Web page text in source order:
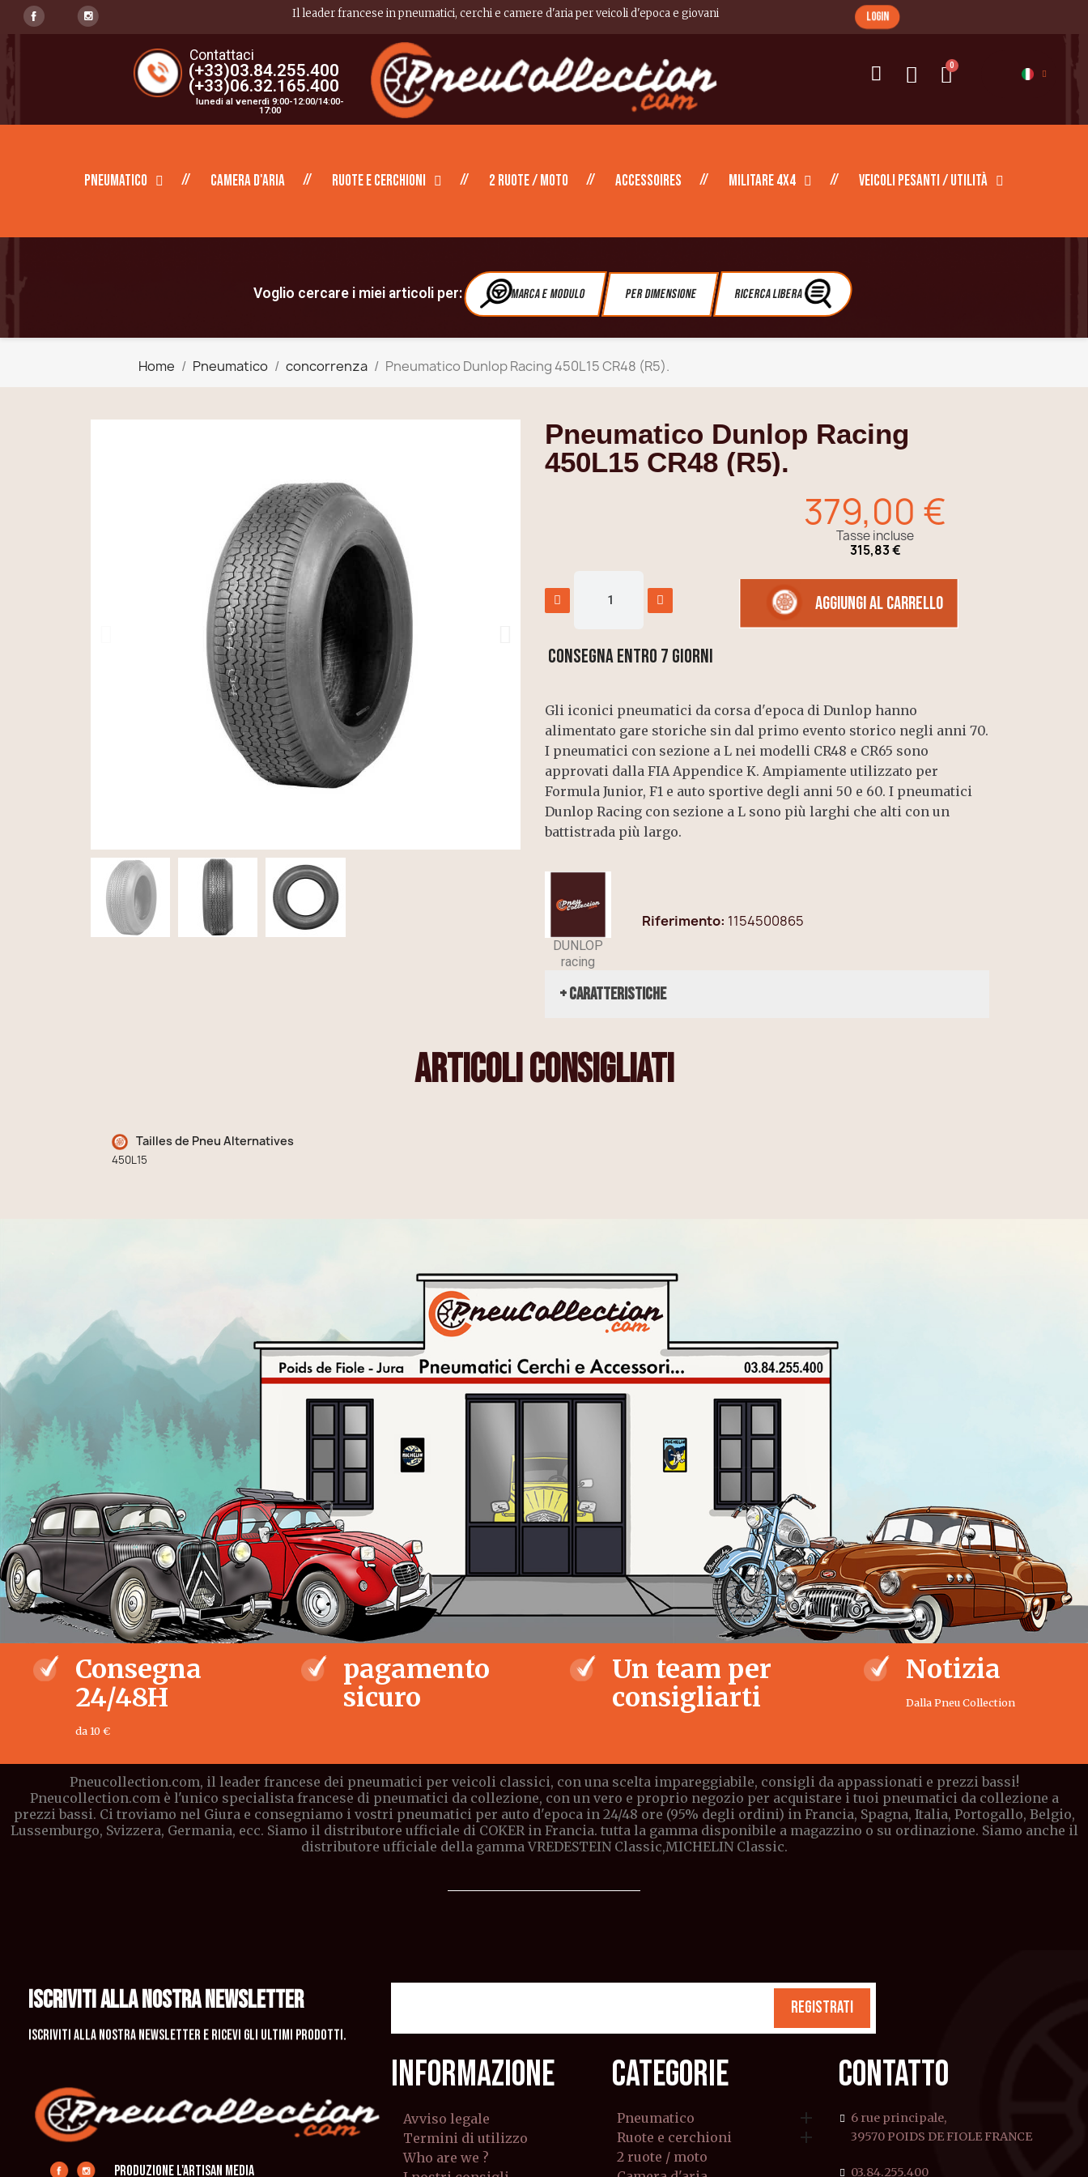
Il leader francese in pneumatici, cerchi e camere d'aria per veicoli d'epoca e giovani login
Contattaci
(+33)03.84.255.400
(+33)06.32.165.400
lunedi al venerdì 9:00-12:00/14:00-
17:00
Pneumatico Camera d'aria Ruote e cerchioni 2 ruote / moto Accessoires Militare 4X4 Veicoli pesanti / Utilità
Voglio cercare i miei articoli per: Marca e modulo Per dimensione Ricerca libera
Home Pneumatico concorrenza Pneumatico Dunlop Racing 450L15 CR48 (R5).
Pneumatico Dunlop Racing
450L15 CR48 (R5).
379,00 €
Tasse incluse
315,83 €
Aggiungi al carrello
Consegna entro 7 giorni
Gli iconici pneumatici da corsa d'epoca di Dunlop hanno
alimentato gare storiche sin dal primo evento storico negli anni 70.
I pneumatici con sezione a L nei modelli CR48 e CR65 sono
approvati dalla FIA Appendice K. Ampiamente utilizzato per
Formula Junior, F1 e auto sportive degli anni 50 e 60. I pneumatici
Dunlop Racing con sezione a L sono più larghi che alti con un
battistrada più largo.
DUNLOP
racing
Riferimento 1154500865
+ Caratteristiche
articoli consigliati
Tailles de Pneu Alternatives
450L15
Consegna
24/48H
da 10 €
pagamento
sicuro
Un team per
consigliarti
Notizia
Dalla Pneu Collection
Pneucollection.com, il leader francese dei pneumatici per veicoli classici, con una scelta impareggiabile, consigli da appassionati e prezzi bassi!
Pneucollection.com è l'unico specialista francese di pneumatici da collezione, con un vero e proprio negozio per acquistare i tuoi pneumatici da collezione a
prezzi bassi. Ci troviamo nel Giura e consegniamo i vostri pneumatici per auto d'epoca in 24/48 ore (95% degli ordini) in Francia, Spagna, Italia, Portogallo, Belgio,
Lussemburgo, Svizzera, Germania, ecc. Siamo il distributore ufficiale di COKER in Francia. tutta la gamma disponibile a magazzino o su ordinazione. Siamo anche il
distributore ufficiale della gamma VREDESTEIN Classic,MICHELIN Classic.
ISCRIVITI ALLA NOSTRA NEWSLETTER
Iscriviti alla nostra newsletter e ricevi gli ultimi prodotti.
produzione L'Artisan Media
REGISTRATI
INFORMAZIONE
Avviso legale
Termini di utilizzo
Who are we ?
CATEGORIE
Pneumatico 
Ruote e cerchioni 
2 ruote / moto
CONTATTO
6 rue principale,
39570 POIDS DE FIOLE FRANCE
03.84.255.400